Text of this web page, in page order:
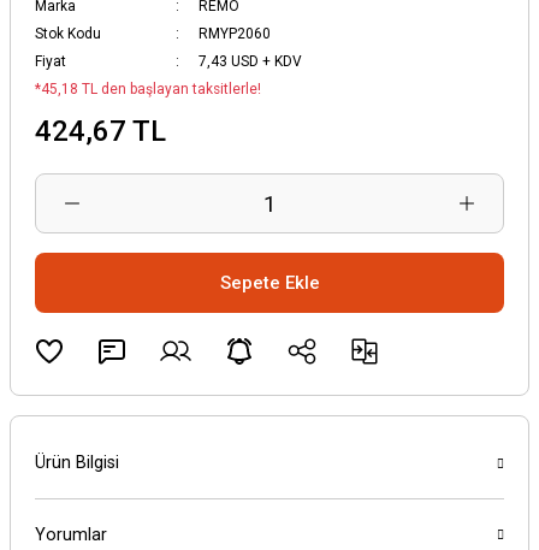
Marka
REMO
Stok Kodu
RMYP2060
Fiyat
7,43 USD + KDV
*45,18 TL den başlayan taksitlerle!
424,67 TL
Sepete Ekle
Ürün Bilgisi
Yorumlar